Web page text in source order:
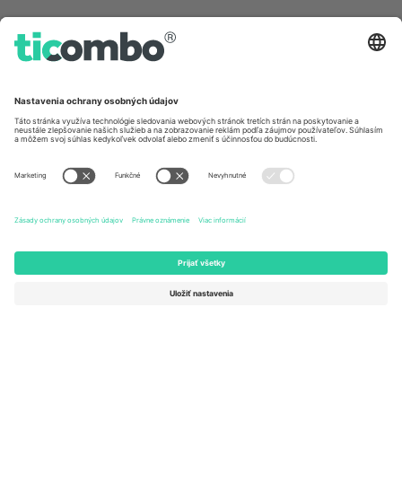
Kancelárie Ticombo
Berlin, Germany
London, EC1V 1AW, United
Kingdom